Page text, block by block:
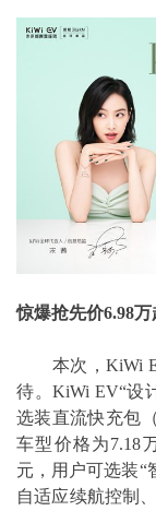
惊爆抢先价6.98
本次，KiWi
待。KiWi EV“设
选装直流快充包
车型价格为7.18
元，用户可选装“
自适应续航控制